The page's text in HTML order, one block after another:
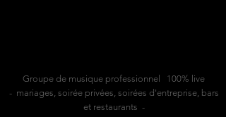
Groupe de musique professionnel 100% live
- mariages, soirée privées, soirées d'entreprise, bars
et restaurants -